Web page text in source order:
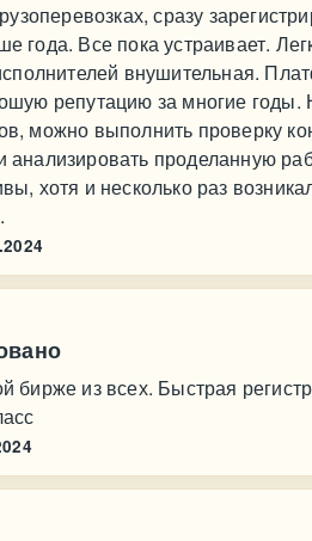
сразу
года. Все пока устраивает.
внушительная.
репутацию за многие
можно выполнить проверку
анализировать проделанную
хотя и несколько раз
бирже из всех. Быстрая